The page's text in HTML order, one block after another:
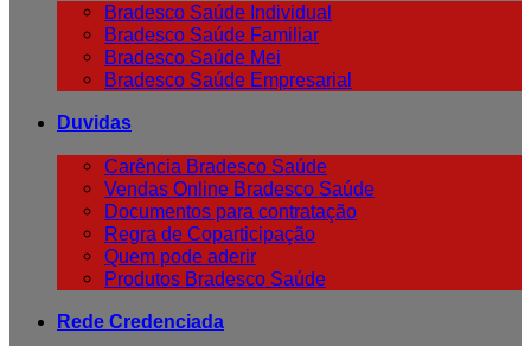
Bradesco Saúde Individual
Bradesco Saúde Familiar
Bradesco Saúde Mei
Bradesco Saúde Empresarial
Duvidas
Carência Bradesco Saúde
Vendas Online Bradesco Saúde
Documentos para contratação
Regra de Coparticipação
Quem pode aderir
Produtos Bradesco Saúde
Rede Credenciada